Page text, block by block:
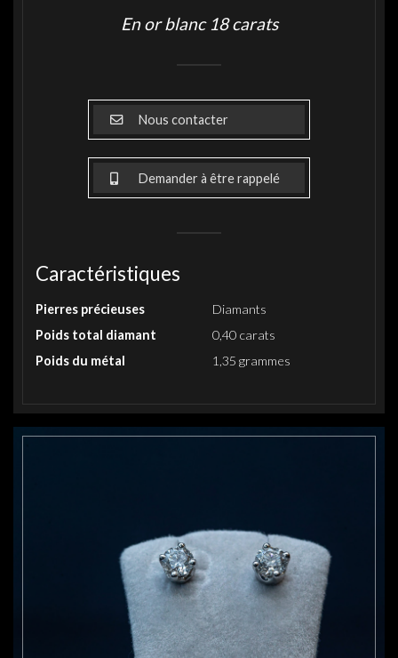
En or blanc 18 carats
Nous contacter
Demander à être rappelé
Caractéristiques
Pierres précieuses
Diamants
Poids total diamant
0,40 carats
Poids du métal
1,35 grammes